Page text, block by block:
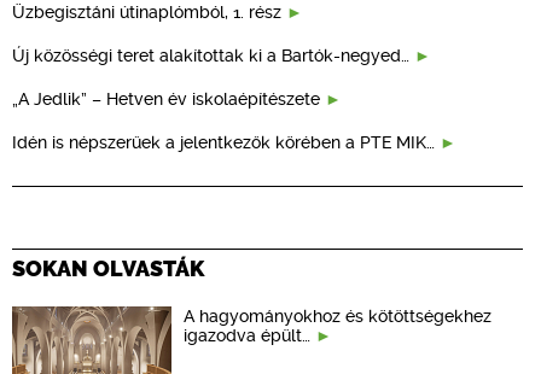
Üzbegisztáni útinaplómból, 1. rész
Új közösségi teret alakítottak ki a Bartók-negyed…
„A Jedlik” – Hetven év iskolaépítészete
Idén is népszerűek a jelentkezők körében a PTE MIK…
SOKAN OLVASTÁK
A hagyományokhoz és kötöttségekhez
igazodva épült…